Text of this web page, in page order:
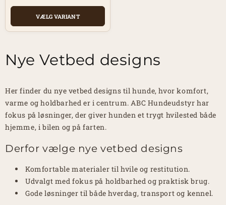
VÆLG VARIANT
Nye Vetbed designs
Her finder du nye vetbed designs til hunde, hvor komfort,
varme og holdbarhed er i centrum. ABC Hundeudstyr har
fokus på løsninger, der giver hunden et trygt hvilested både
hjemme, i bilen og på farten.
Derfor vælge nye vetbed designs
Komfortable materialer til hvile og restitution.
Udvalgt med fokus på holdbarhed og praktisk brug.
Gode løsninger til både hverdag, transport og kennel.